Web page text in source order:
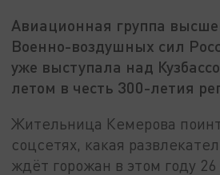
Авиационная группа
Военно-воздушных сил
уже выступала над
летом в честь 300-летия
Жительница Кемерова
соцсетях, какая
ждёт горожан в этом году